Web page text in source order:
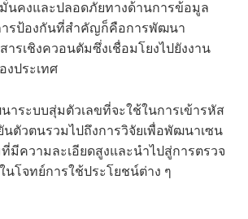
นคงและปลอดภัยทางด้านการข้อมูล
ารป้องกันที่สำคัญก็คือการพัฒนา
ารเชิงควอนตัมซึ่งเชื่อมโยงไปยังงาน
ประเทศ
าระบบสุ่มตัวเลขที่จะใช้ในการเข้ารหัส
ตัวตนรวมไปถึงการวิจัยเพื่อพัฒนาเซน
มีความละเอียดสูงและนำไปสู่การตรวจ
นโจทย์การใช้ประโยชน์ต่าง ๆ